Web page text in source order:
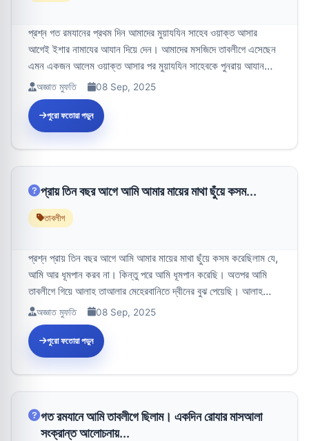
প্রশ্ন গত রমযানের প্রথম দিন আমাদের মুয়াযযিন সাহেব ওয়াক্ত আসার
আগেই ইশার নামাযের আযান দিয়ে দেন। আমাদের মসজিদে তাবলীগে এসেছেন
এমন একজন আলেম ওয়াক্ত আসার পর মুয়াযযিন সাহেবকে পুনরায় আযান
দিতে বললে ত...
অজ্ঞাত মুফতি 08 Sep, 2025
পুরো ফতোয়া পড়ুন
প্রায় তিন বছর আগে আমি আমার মায়ের মাথা ছুঁয়ে কসম...
তাবলীগ
প্রশ্ন প্রায় তিন বছর আগে আমি আমার মায়ের মাথা ছুঁয়ে কসম করেছিলাম যে,
আমি আর ধূমপান করব না। কিন্তু পরে আমি ধূমপান করেছি। অতপর আমি
তাবলীগে গিয়ে আলাহ তাআলার মেহেরবানিতে দ্বীনের বুঝ পেয়েছি। আলাহ
তাআল...
অজ্ঞাত মুফতি 08 Sep, 2025
পুরো ফতোয়া পড়ুন
গত রমযানে আমি তাবলীগে ছিলাম। একদিন রোযার মাসআলা
সংক্রান্ত আলোচনায়...